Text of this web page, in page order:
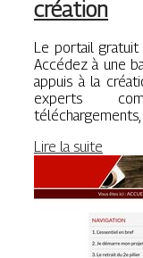
création
Le portail gratuit
Accédez à une
appuis à la
experts
téléchargements,
Lire la suite